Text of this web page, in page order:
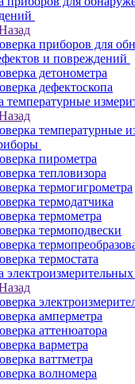
приборов для
и повреждений
детонометра
дефектоскопа
температурные
температурные
пирометра
тепловизора
термогигрометра
термодатчика
термометра
термоподвески
термостата
амперметра
аттенюатора
варметра
ваттметра
волномера